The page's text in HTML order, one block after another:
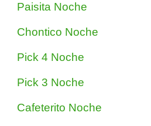
Paisita Noche
Chontico Noche
Pick 4 Noche
Pick 3 Noche
Cafeterito Noche